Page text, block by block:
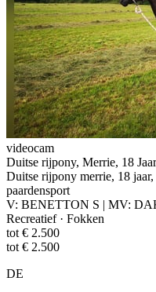
videocam
Duitse rijpony, Merrie, 18
Duitse rijpony merrie, 18
paardensport
V: BENETTON S | MV:
Recreatief · Fokken
tot € 2.500
tot € 2.500
DE